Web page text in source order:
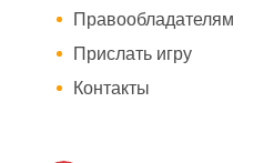
Правообладателям
Прислать игру
Контакты